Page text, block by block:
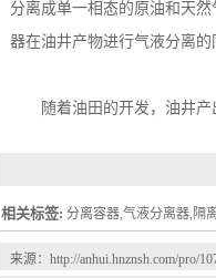
分离成单一相态的原油和天
器在油井产物进行气液分离的
随着油田的开发，油井产出
相关标签: 分离容器,气液分离器,隔
来源： http://anhui.hnznsh.com/pro/